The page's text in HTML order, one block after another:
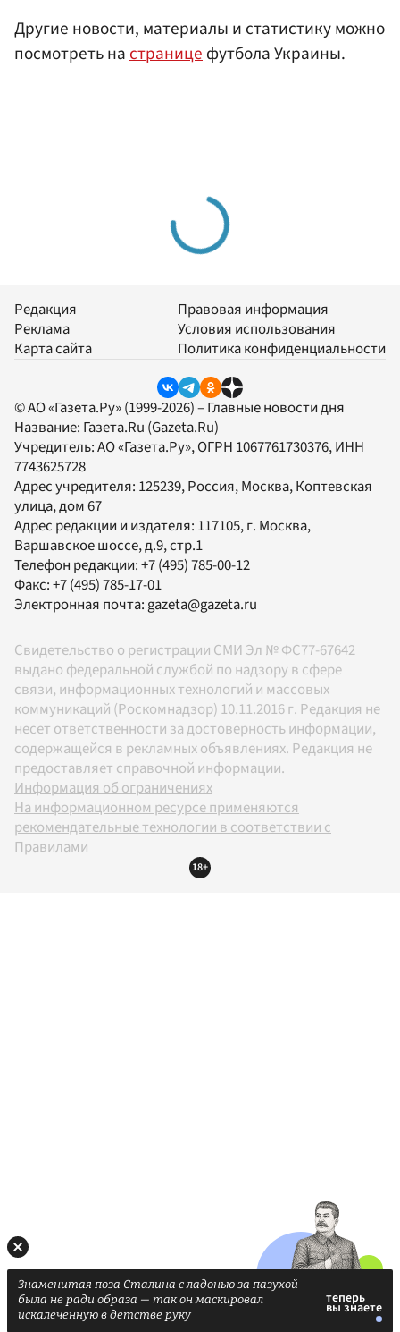
Другие новости, материалы и статистику можно
посмотреть настраницефутбола Украины.
Редакция
Реклама
Карта сайта
Правовая информация
Условия использования
Политика конфиденциальности
© АО «Газета.Ру» (1999-2026) – Главные новости дня
Название: Газета.Ru (Gazeta.Ru)
Учредитель:АО «Газета.Ру», ОГРН 1067761730376, ИНН
7743625728
Адрес учредителя: 125239, Россия, Москва, Коптевская
улица, дом 67
Адрес редакции и издателя: 117105, г. Москва,
Варшавское шоссе, д.9, стр.1
Телефон редакции:+7 (495) 785-00-12
Факс:+7 (495) 785-17-01
Электронная почта:gazeta@gazeta.ru
Свидетельство о регистрации СМИ Эл № ФС77-67642
выдано федеральной службой по надзору в сфере
связи, информационных технологий и массовых
коммуникаций (Роскомнадзор) 10.11.2016 г. Редакция не
несет ответственности за достоверность информации,
содержащейся в рекламных объявлениях. Редакция не
предоставляет справочной информации.
Информация об ограничениях
На информационном ресурсе применяются
рекомендательные технологии в соответствии с
Правилами
18+
Знаменитая поза Сталина с ладонью за пазухой
была не ради образа — так он маскировал
искалеченную в детстве руку